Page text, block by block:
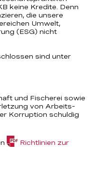
keine Kredite. Denn
die unsere
Umwelt,
(ESG) nicht
sind unter
und Fischerei sowie
von Arbeits-
Korruption schuldig
Richtlinien­ zur